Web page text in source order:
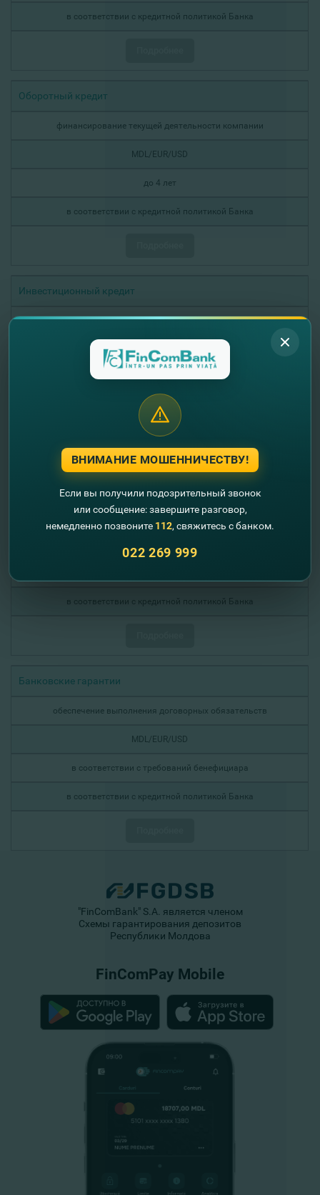
в соответствии с кредитной политикой Банка
Оборотный кредит
финансирование текущей деятельности компании
MDL/EUR/USD
до 4 лет
в соответствии с кредитной политикой Банка
Инвестиционный кредит
финансирование инвестиционного проекта
MDL/EUR/USD
до 10 лет
в соответствии с кредитной политикой Банка
финансирование текущей деятельности
в соответствии с кредитной политикой Банка
Банковские гарантии
обеспечение выполнения договорных обязательств
MDL/EUR/USD
в соответствии с требований бенефициара
в соответствии с кредитной политикой Банка
"FinComBank" S.A. является членом
Схемы гарантирования депозитов
Республики Молдова
FinComPay Mobile
ВНИМАНИЕ МОШЕННИЧЕСТВУ!
Если вы получили подозрительный звонок
или сообщение: завершите разговор,
немедленно позвоните 112, свяжитесь с банком.
022 269 999